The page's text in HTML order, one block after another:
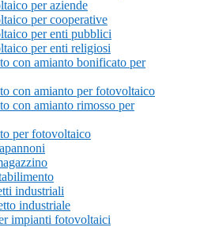
per aziende
per cooperative
per enti pubblici
per enti religiosi
con amianto bonificato per
con amianto per fotovoltaico
con amianto rimosso per
per fotovoltaico
industriali
industriale
impianti fotovoltaici